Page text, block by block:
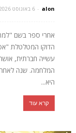
alon
- 6 באוגוסט 2026
אחרי ספר בשם
עשייה חברתית,
המלחמה. שנה
היא...
קרא עוד